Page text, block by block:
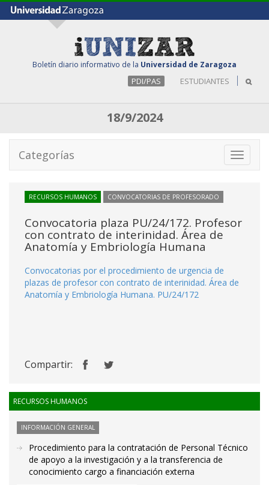
Boletín diario informativo de la Universidad de Zaragoza
PDI/PAS ESTUDIANTES
18/9/2024
Toggle
Categorías
RECURSOS HUMANOS CONVOCATORIAS DE PROFESORADO
Convocatoria plaza PU/24/172. Profesor
con contrato de interinidad. Área de
Anatomía y Embriología Humana
Convocatorias por el procedimiento de urgencia de
plazas de profesor con contrato de interinidad. Área de
Anatomía y Embriología Humana. PU/24/172
Compartir:
RECURSOS HUMANOS
INFORMACIÓN GENERAL
Procedimiento para la contratación de Personal Técnico
de apoyo a la investigación y a la transferencia de
conocimiento cargo a financiación externa